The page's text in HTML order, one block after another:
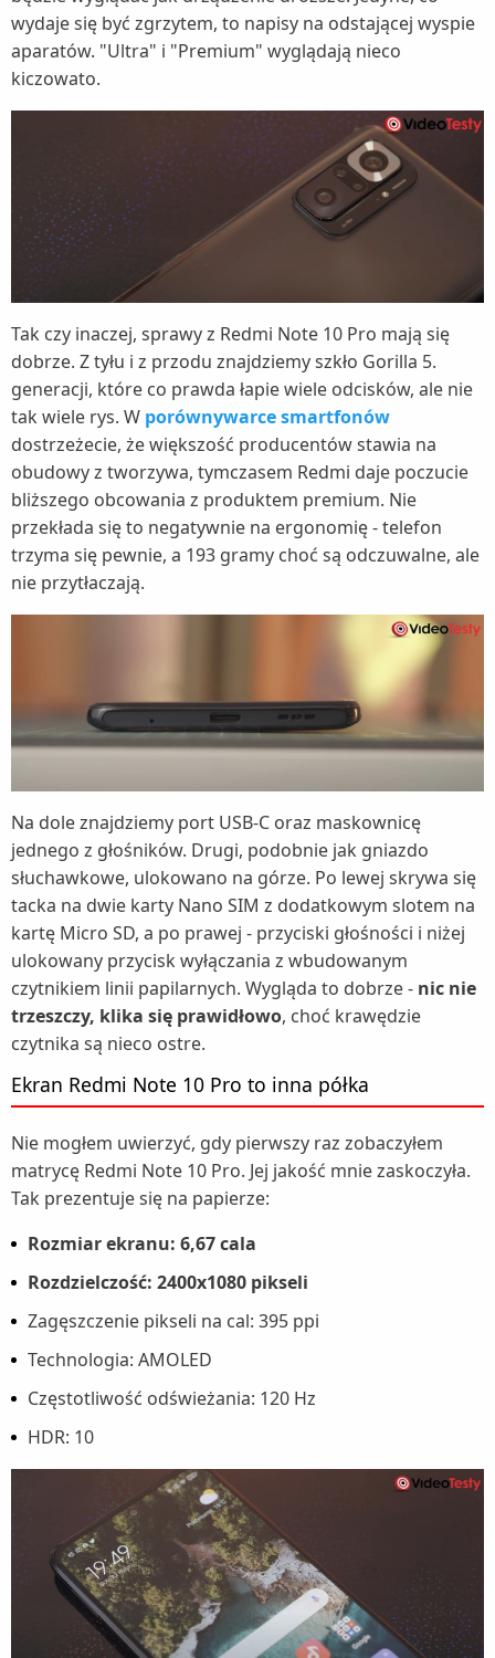
wydaje się być zgrzytem, to napisy na odstającej wyspie
aparatów. "Ultra" i "Premium" wyglądają nieco
kiczowato.
Tak czy inaczej, sprawy z Redmi Note 10 Pro mają się
dobrze. Z tyłu i z przodu znajdziemy szkło Gorilla 5.
generacji, które co prawda łapie wiele odcisków, ale nie
tak wiele rys. W porównywarce smartfonów
dostrzeżecie, że większość producentów stawia na
obudowy z tworzywa, tymczasem Redmi daje poczucie
bliższego obcowania z produktem premium. Nie
przekłada się to negatywnie na ergonomię - telefon
trzyma się pewnie, a 193 gramy choć są odczuwalne, ale
nie przytłaczają.
Na dole znajdziemy port USB-C oraz maskownicę
jednego z głośników. Drugi, podobnie jak gniazdo
słuchawkowe, ulokowano na górze. Po lewej skrywa się
tacka na dwie karty Nano SIM z dodatkowym slotem na
kartę Micro SD, a po prawej - przyciski głośności i niżej
ulokowany przycisk wyłączania z wbudowanym
czytnikiem linii papilarnych. Wygląda to dobrze - nic nie
trzeszczy, klika się prawidłowo, choć krawędzie
czytnika są nieco ostre.
Ekran Redmi Note 10 Pro to inna półka
Nie mogłem uwierzyć, gdy pierwszy raz zobaczyłem
matrycę Redmi Note 10 Pro. Jej jakość mnie zaskoczyła.
Tak prezentuje się na papierze:
Rozmiar ekranu: 6,67 cala
Rozdzielczość: 2400x1080 pikseli
Zagęszczenie pikseli na cal: 395 ppi
Technologia: AMOLED
Częstotliwość odświeżania: 120 Hz
HDR: 10